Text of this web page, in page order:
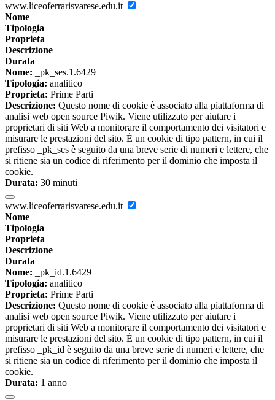
www.liceoferrarisvarese.edu.it
Nome
Tipologia
Proprieta
Descrizione
Durata
Nome: _pk_ses.1.6429
Tipologia: analitico
Proprieta: Prime Parti
Descrizione: Questo nome di cookie è associato alla piattaforma di
analisi web open source Piwik. Viene utilizzato per aiutare i
proprietari di siti Web a monitorare il comportamento dei visitatori e
misurare le prestazioni del sito. È un cookie di tipo pattern, in cui il
prefisso _pk_ses è seguito da una breve serie di numeri e lettere, che
si ritiene sia un codice di riferimento per il dominio che imposta il
cookie.
Durata: 30 minuti
www.liceoferrarisvarese.edu.it
Nome
Tipologia
Proprieta
Descrizione
Durata
Nome: _pk_id.1.6429
Tipologia: analitico
Proprieta: Prime Parti
Descrizione: Questo nome di cookie è associato alla piattaforma di
analisi web open source Piwik. Viene utilizzato per aiutare i
proprietari di siti Web a monitorare il comportamento dei visitatori e
misurare le prestazioni del sito. È un cookie di tipo pattern, in cui il
prefisso _pk_id è seguito da una breve serie di numeri e lettere, che
si ritiene sia un codice di riferimento per il dominio che imposta il
cookie.
Durata: 1 anno